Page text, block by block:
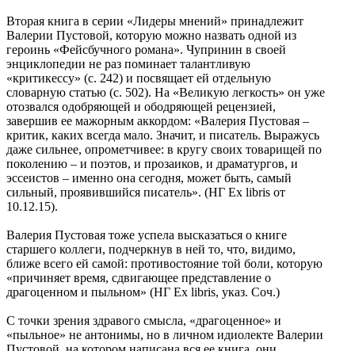
Вторая книга в серии «Лидеры мнений» принадлежит
Валерии Пустовой, которую можно назвать одной из
героинь «Фейсбучного романа». Чупринин в своей
энциклопедии не раз поминает талантливую
«критикессу» (с. 242) и посвящает ей отдельную
словарную статью (с. 502). На «Великую легкость» он уже
отозвался одобряющей и ободряющей рецензией,
завершив ее мажорным аккордом: «Валерия Пустовая –
критик, каких всегда мало. Значит, и писатель. Выражусь
даже сильнее, опрометчивее: в кругу своих товарищей по
поколению – и поэтов, и прозаиков, и драматургов, и
эссеистов – именно она сегодня, может быть, самый
сильный, проявившийся писатель». (НГ Ex libris от
10.12.15).
Валерия Пустовая тоже успела высказаться о книге
старшего коллеги, подчеркнув в ней то, что, видимо,
ближе всего ей самой: противостояние той боли, которую
«причиняет время, сдвигающее представление о
драгоценном и пыльном» (НГ Ex libris, указ. Соч.)
С точки зрения здравого смысла, «драгоценное» и
«пыльное» не антонимы, но в личном идиолекте Валерии